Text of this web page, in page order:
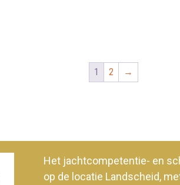
1 2 →
Het jachtcompetentie- en
op de locatie Landscheid,